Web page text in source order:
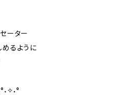
ーター
るように